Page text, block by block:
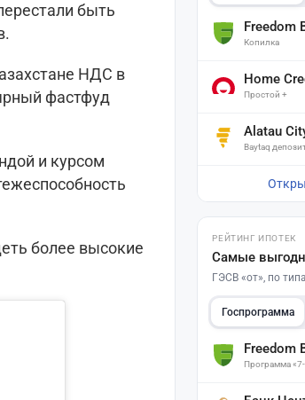
быть
НДС в
фастфуд
и курсом
более высокие
Freedom
Копилка
Home
Простой +
Alatau
Baytaq
РЕЙТИНГ ИПОТЕК
Самые
ГЭСВ «от», по
Госпрограмма
Freedom
Программа